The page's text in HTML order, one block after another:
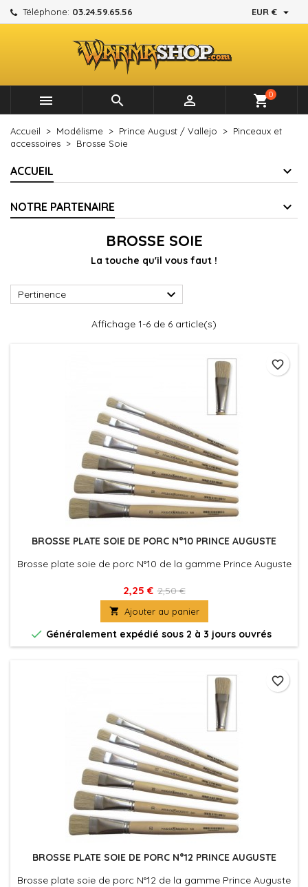
Téléphone: 03.24.59.65.56 EUR € 
   shopping_cart0
Accueil Modélisme Prince August / Vallejo
Pinceaux et
accessoires
Brosse Soie
ACCUEIL
NOTRE PARTENAIRE
BROSSE SOIE
La touche qu'il vous faut !
Pertinence 
Affichage 1-6 de 6 article(s)
BROSSE PLATE SOIE DE PORC N°10 PRINCE AUGUSTE
Brosse plate soie de porc N°10 de la gamme Prince Auguste
2,25 € 2,50 €
 Ajouter au panier
 Généralement expédié sous 2 à 3 jours ouvrés
favorite_border
BROSSE PLATE SOIE DE PORC N°12 PRINCE AUGUSTE
Brosse plate soie de porc N°12 de la gamme Prince Auguste
favorite_border
Mes listes d'envies ×
Créer une nouvelle liste
((modalTitle)) ×
((confirmMessage))
((cancelText)) ((modalDeleteText))
Créer une liste d'envies ×
Nom de la liste d'envies
Annuler Créer une liste d'envies
Connexion ×
Vous devez être connecté pour ajouter des produits à
votre liste d'envies.